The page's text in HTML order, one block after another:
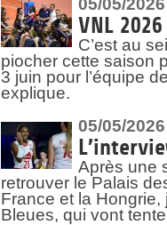
05/05/2026
VNL
C’est au
piocher cette saison
3 juin pour l’équipe
explique.
05/05/2026
Après une
retrouver le Palais
France et la Hongrie,
Bleues, qui vont